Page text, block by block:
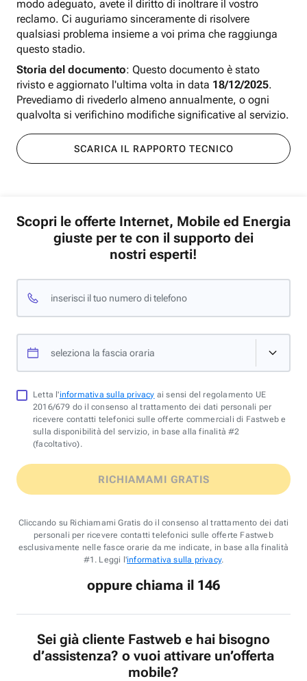
modo adeguato, avete il diritto di inoltrare il vostro
reclamo. Ci auguriamo sinceramente di risolvere
qualsiasi problema insieme a voi prima che raggiunga
questo stadio.
Storia del documento: Questo documento è stato
rivisto e aggiornato l'ultima volta in data 18/12/2025.
Prevediamo di rivederlo almeno annualmente, o ogni
qualvolta si verifichino modifiche significative al servizio.
SCARICA IL RAPPORTO TECNICO
Scopri le offerte Internet, Mobile ed Energia
giuste per te con il supporto dei
nostri esperti!
inserisci il tuo numero di telefono
seleziona la fascia oraria
Letta l'informativa sulla privacy ai sensi del regolamento UE
2016/679 do il consenso al trattamento dei dati personali per
ricevere contatti telefonici sulle offerte commerciali di Fastweb e
sulla disponibilità del servizio, in base alla finalità #2
(facoltativo).
RICHIAMAMI GRATIS
Cliccando su Richiamami Gratis do il consenso al trattamento dei dati
personali per ricevere contatti telefonici sulle offerte Fastweb
esclusivamente nelle fasce orarie da me indicate, in base alla finalità
#1. Leggi l'informativa sulla privacy.
oppure chiama il 146
Sei già cliente Fastweb e hai bisogno
d’assistenza? o vuoi attivare un’offerta
mobile?